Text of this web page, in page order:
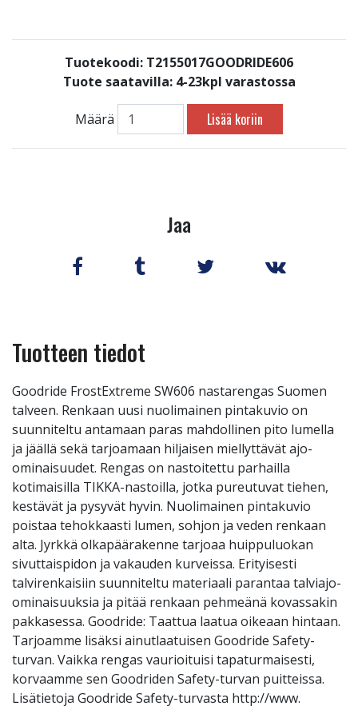
Tuotekoodi: T2155017GOODRIDE606
Tuote saatavilla: 4-23kpl varastossa
Määrä Lisää koriin
Jaa
Tuotteen tiedot
Goodride FrostExtreme SW606 nastarengas Suomen
talveen. Renkaan uusi nuolimainen pintakuvio on
suunniteltu antamaan paras mahdollinen pito lumella
ja jäällä sekä tarjoamaan hiljaisen miellyttävät ajo-
ominaisuudet. Rengas on nastoitettu parhailla
kotimaisilla TIKKA-nastoilla, jotka pureutuvat tiehen,
kestävät ja pysyvät hyvin. Nuolimainen pintakuvio
poistaa tehokkaasti lumen, sohjon ja veden renkaan
alta. Jyrkkä olkapäärakenne tarjoaa huippuluokan
sivuttaispidon ja vakauden kurveissa. Erityisesti
talvirenkaisiin suunniteltu materiaali parantaa talviajo-
ominaisuuksia ja pitää renkaan pehmeänä kovassakin
pakkasessa. Goodride: Taattua laatua oikeaan hintaan.
Tarjoamme lisäksi ainutlaatuisen Goodride Safety-
turvan. Vaikka rengas vaurioituisi tapaturmaisesti,
korvaamme sen Goodriden Safety-turvan puitteissa.
Lisätietoja Goodride Safety-turvasta http://www.